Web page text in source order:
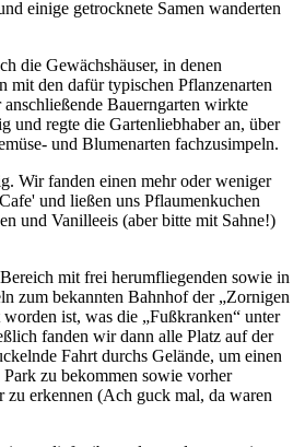
einige getrocknete Samen wanderten
die Gewächshäuser, in denen
mit den dafür typischen Pflanzenarten
Bauerngarten wirkte
und regte die Gartenliebhaber an, über
und Blumenarten fachzusimpeln.
Wir fanden einen mehr oder weniger
und ließen uns Pflaumenkuchen
und Vanilleeis (aber bitte mit Sahne!)
mit frei herumfliegenden sowie in
zum bekannten Bahnhof der „Zornigen
ist, was die „Fußkranken“ unter
fanden wir dann alle Platz auf der
Fahrt durchs Gelände, um einen
zu bekommen sowie vorher
zu erkennen (Ach guck mal, da waren